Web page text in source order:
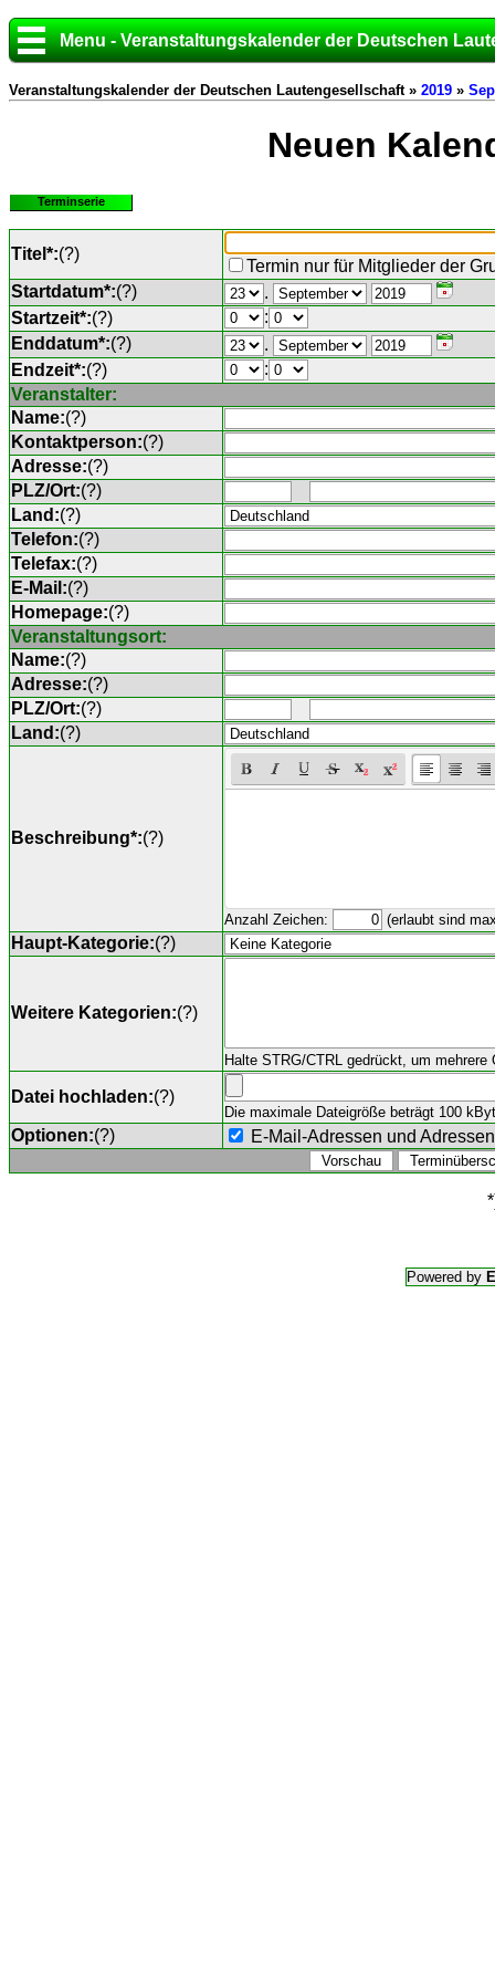
Menu - Veranstaltungskalender der Deutschen
Veranstaltungskalender der Deutschen Lautengesellschaft » 2019 »
Neuen
Terminserie
Titel*:(?)
Termin nur für Mitglieder der
Startdatum*:(?)
.
Startzeit*:(?)
:
Enddatum*:(?)
.
Endzeit*:(?)
:
Veranstalter:
Name:(?)
Kontaktperson:(?)
Adresse:(?)
PLZ/Ort:(?)
Land:(?)
Telefon:(?)
Telefax:(?)
E-Mail:(?)
Homepage:(?)
Veranstaltungsort:
Name:(?)
Adresse:(?)
PLZ/Ort:(?)
Land:(?)
Beschreibung*:(?)
Anzahl Zeichen: (erlaubt sind
Haupt-Kategorie:(?)
Weitere Kategorien:(?)
Halte STRG/CTRL gedrückt, um mehrere
Datei hochladen:(?)
Die maximale Dateigröße beträgt 100
Optionen:(?) E-Mail-Adressen und
Powered by